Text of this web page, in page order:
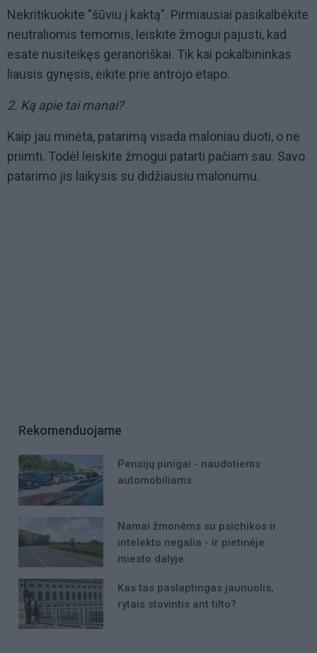
Nekritikuokite "šūviu į kaktą". Pirmiausiai pasikalbėkite
neutraliomis temomis, leiskite žmogui pajusti, kad
esate nusiteikęs geranoriškai. Tik kai pokalbininkas
liausis gynęsis, eikite prie antrojo etapo.
2. Ką apie tai manai?
Kaip jau minėta, patarimą visada maloniau duoti, o ne
priimti. Todėl leiskite žmogui patarti pačiam sau. Savo
patarimo jis laikysis su didžiausiu malonumu.
Rekomenduojame
Pensijų pinigai - naudotiems
automobiliams
Namai žmonėms su psichikos ir
intelekto negalia - ir pietinėje
miesto dalyje
Kas tas paslaptingas jaunuolis,
rytais stovintis ant tilto?